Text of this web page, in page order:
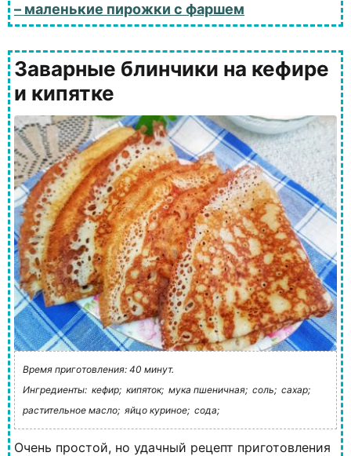
– маленькие пирожки с фаршем
Заварные блинчики на кефире
и кипятке
Время приготовления: 40 минут.
Ингредиенты: кефир; кипяток; мука пшеничная; соль; сахар;
растительное масло; яйцо куриное; сода;
Очень простой, но удачный рецепт приготовления